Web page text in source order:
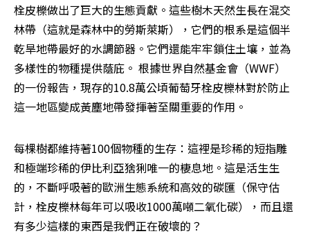
栓皮櫟做出了巨大的生態貢獻。這些樹木天然生長在混交
林帶（這就是森林中的勞斯萊斯），它們的根系是這個半
乾旱地帶最好的水調節器。它們還能牢牢鎖住土壤，並為
多樣性的物種提供蔭庇。 根據世界自然基金會（WWF）
的一份報告，現存的10.8萬公頃葡萄牙栓皮櫟林對於防止
這一地區變成黃塵地帶發揮著至關重要的作用。
每棵樹都維持著100個物種的生存：這裡是珍稀的短指雕
和極端珍稀的伊比利亞猞猁唯一的棲息地。這是活生生
的，不斷呼吸著的歐洲生態系統和高效的碳匯（保守估
計，栓皮櫟林每年可以吸收1000萬噸二氧化碳），而且還
有多少這樣的東西是我們正在破壞的？